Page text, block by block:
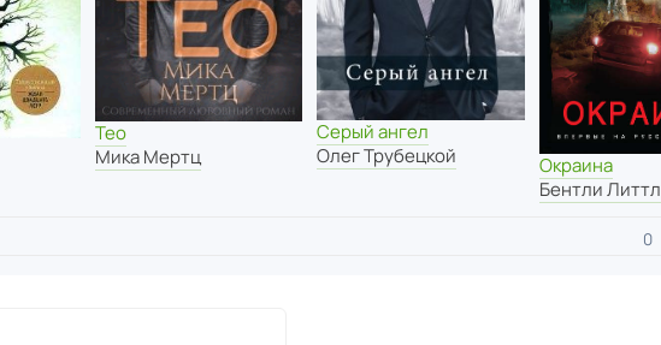
Тео
Мика Мертц
Серый ангел
Олег Трубецкой
Окраина
Бентли Литтл
0